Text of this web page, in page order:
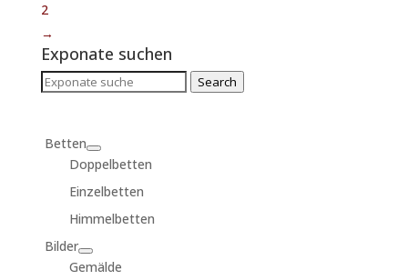
2
→
Exponate suchen
Search
Search
Betten
Doppelbetten
Einzelbetten
Himmelbetten
Bilder
Gemälde